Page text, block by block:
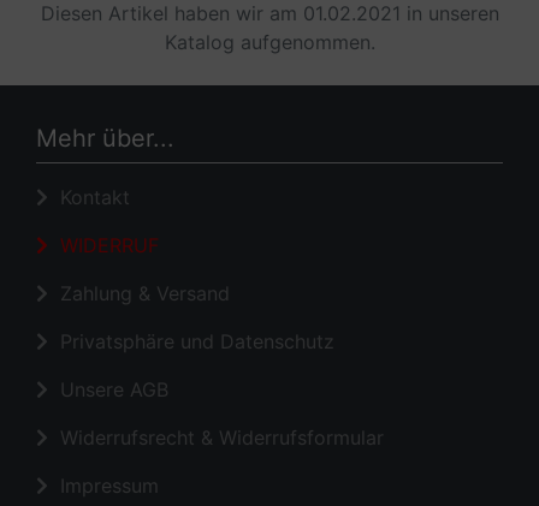
Diesen Artikel haben wir am 01.02.2021 in unseren
Katalog aufgenommen.
Mehr über...
Kontakt
WIDERRUF
Zahlung & Versand
Privatsphäre und Datenschutz
Unsere AGB
Widerrufsrecht & Widerrufsformular
Impressum